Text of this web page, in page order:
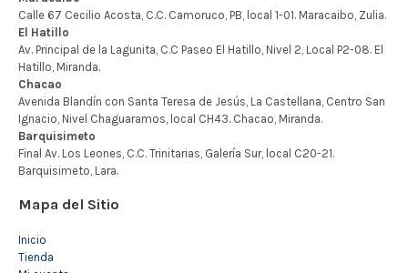
Mapa del Sitio
Inicio
Tienda